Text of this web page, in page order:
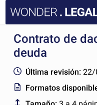
INICIO
FAQ
Contrato de
deuda
Última revisión: 22/
Formatos